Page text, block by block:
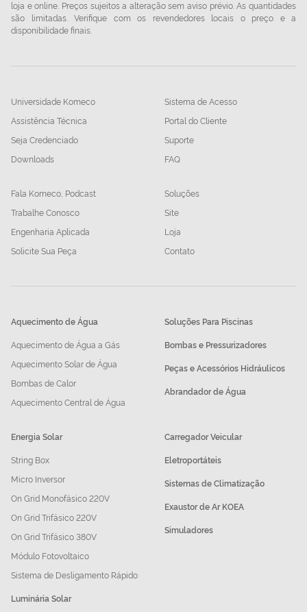
loja e online. Preços sujeitos a alteração sem aviso prévio. As quantidades
são limitadas. Verifique com os revendedores locais o preço e a
disponibilidade finais.
Universidade Komeco
Assistência Técnica
Seja Credenciado
Downloads
Sistema de Acesso
Portal do Cliente
Suporte
FAQ
Fala Komeco, Podcast
Trabalhe Conosco
Engenharia Aplicada
Solicite Sua Peça
Soluções
Site
Loja
Contato
Aquecimento de Água
Aquecimento de Água a Gás
Aquecimento Solar de Água
Bombas de Calor
Aquecimento Central de Água
Soluções Para Piscinas
Bombas e Pressurizadores
Peças e Acessórios Hidráulicos
Abrandador de Água
Energia Solar
String Box
Micro Inversor
On Grid Monofásico 220V
On Grid Trifásico 220V
On Grid Trifásico 380V
Módulo Fotovoltaico
Sistema de Desligamento Rápido
Luminária Solar
Carregador Veicular
Eletroportáteis
Sistemas de Climatização
Exaustor de Ar KOEA
Simuladores